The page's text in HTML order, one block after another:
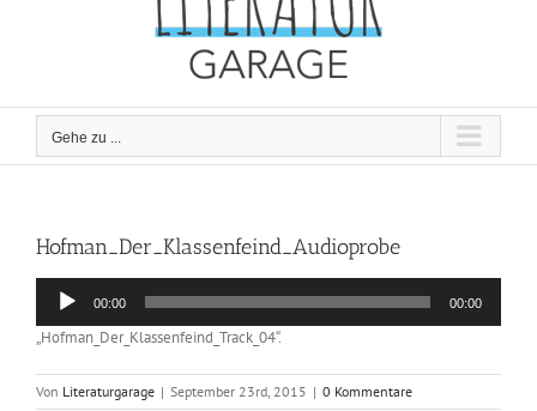
Gehe zu ...
Hofman_Der_Klassenfeind_Audioprobe
Audio-
Player
00:00 00:00
„Hofman_Der_Klassenfeind_Track_04“.
Von Literaturgarage | September 23rd, 2015 | 0 Kommentare